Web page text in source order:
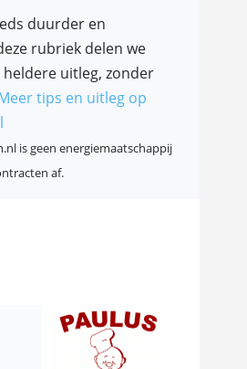
duurder en
rubriek delen we
uitleg, zonder
tips en uitleg op
is geen energiemaatschappij
af.